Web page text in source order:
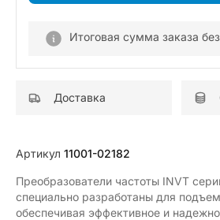
Итоговая сумма заказа
Доставка
Артикул 11001-02182
Преобразователи частоты INVT
специально разработаны для
обеспечивая эффективное и